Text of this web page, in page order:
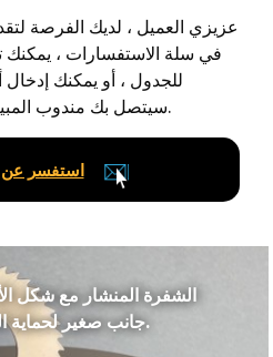
عزيزي العميل ، لديك الفرصة
في سلة الاستفسارات ، يمكنك
للجدول ، أو يمكنك
سيتصل بك مندوب المبيعات في أقرب وقت ممكن.
استفسر عن
الشفرة المنشار مع شكل
جانب صغير لحماية الجزء العلوي من الأسنان.